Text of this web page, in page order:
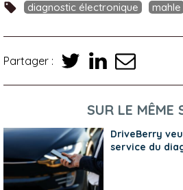
diagnostic électronique mahle
Partager :
SUR LE MÊME
DriveBerry
service du